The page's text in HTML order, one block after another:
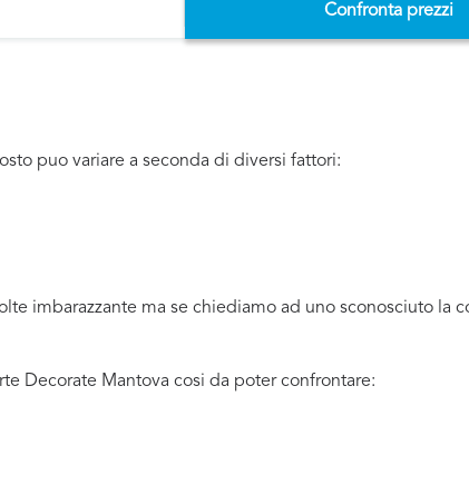
Confronta prezzi
puo variare a seconda di diversi fattori:
imbarazzante ma se chiediamo ad uno sconosciuto la
Decorate Mantova cosi da poter confrontare: